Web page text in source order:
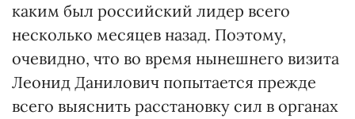
каким был российский лидер всего
несколько месяцев назад. Поэтому,
очевидно, что во время нынешнего визита
Леонид Данилович попытается прежде
всего выяснить расстановку сил в органах